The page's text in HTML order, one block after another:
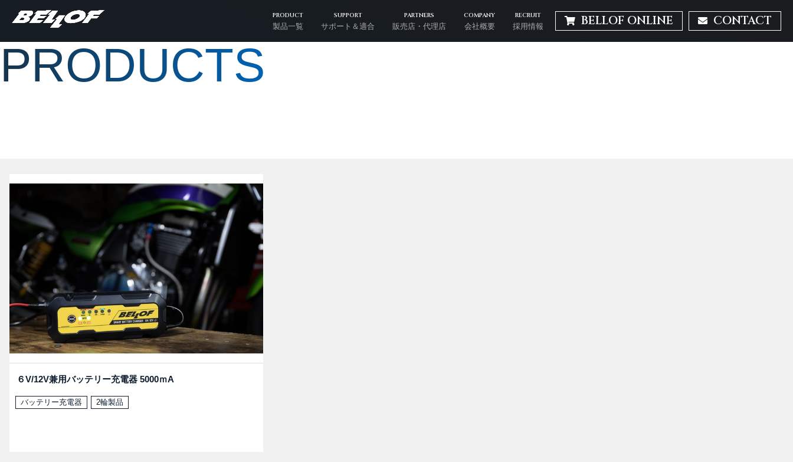
PRODUCT
製品一覧
SUPPORT
サポート＆適合
PARTNERS
販売店・代理店
COMPANY
会社概要
RECRUIT
採用情報 BELLOF ONLINE CONTACT
PRODUCTS
６V/12V兼用バッテリー充電器 5000ｍA
バッテリー充電器 2輪製品